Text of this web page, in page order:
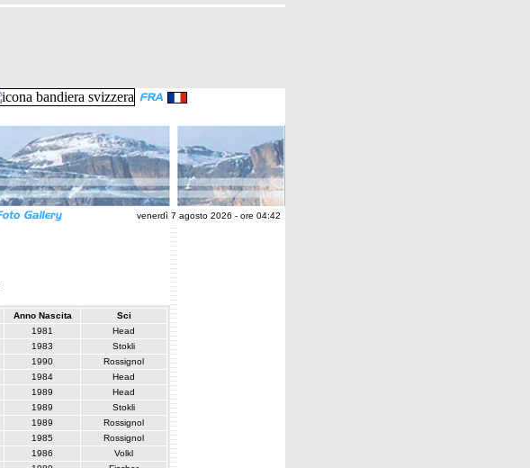
venerdì 7 agosto 2026 - ore 04:42
Anno Nascita
Sci
1981
Head
1983
Stokli
1990
Rossignol
1984
Head
1989
Head
1989
Stokli
1989
Rossignol
1985
Rossignol
1986
Volkl